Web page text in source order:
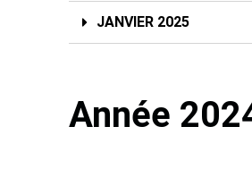
JANVIER 2025
Année